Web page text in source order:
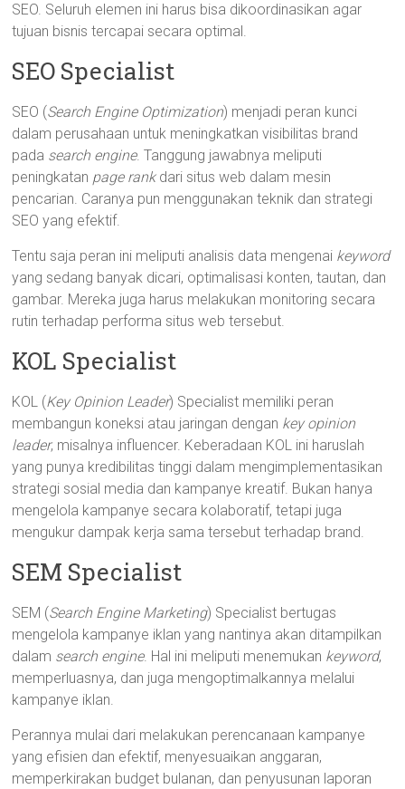
SEO. Seluruh elemen ini harus bisa dikoordinasikan agar
tujuan bisnis tercapai secara optimal.
SEO Specialist
SEO (Search Engine Optimization) menjadi peran kunci
dalam perusahaan untuk meningkatkan visibilitas brand
pada search engine. Tanggung jawabnya meliputi
peningkatan page rankdari situs web dalam mesin
pencarian. Caranya pun menggunakan teknik dan strategi
SEO yang efektif.
Tentu saja peran ini meliputi analisis data mengenai keyword
yang sedang banyak dicari, optimalisasi konten, tautan, dan
gambar. Mereka juga harus melakukan monitoring secara
rutin terhadap performa situs web tersebut.
KOL Specialist
KOL (Key Opinion Leader) Specialist memiliki peran
membangun koneksi atau jaringan dengan key opinion
leader, misalnya influencer. Keberadaan KOL ini haruslah
yang punya kredibilitas tinggi dalam mengimplementasikan
strategi sosial media dan kampanye kreatif. Bukan hanya
mengelola kampanye secara kolaboratif, tetapi juga
mengukur dampak kerja sama tersebut terhadap brand.
SEM Specialist
SEM (Search Engine Marketing) Specialist bertugas
mengelola kampanye iklan yang nantinya akan ditampilkan
dalam search engine. Hal ini meliputi menemukan keyword,
memperluasnya, dan juga mengoptimalkannya melalui
kampanye iklan.
Perannya mulai dari melakukan perencanaan kampanye
yang efisien dan efektif, menyesuaikan anggaran,
memperkirakan budget bulanan, dan penyusunan laporan